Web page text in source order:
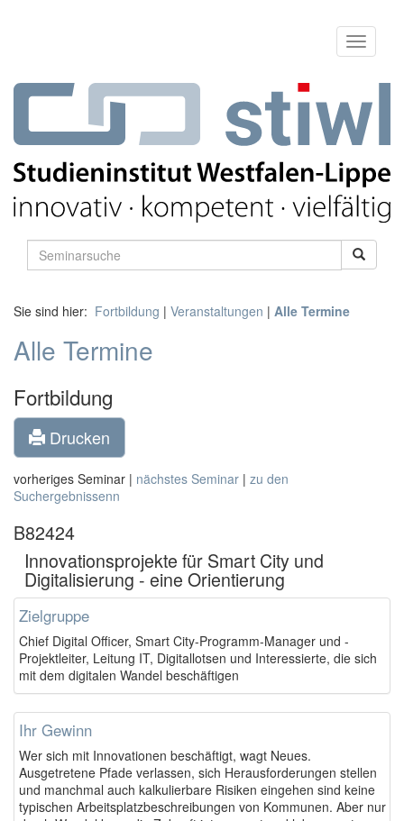
Sie sind hier: Fortbildung | Veranstaltungen | Alle Termine
Alle Termine
Fortbildung
Drucken
vorheriges Seminar | nächstes Seminar | zu den
Suchergebnissenn
B82424
Innovationsprojekte für Smart City und
Digitalisierung - eine Orientierung
Zielgruppe
Chief Digital Officer, Smart City-Programm-Manager und -
Projektleiter, Leitung IT, Digitallotsen und Interessierte, die sich
mit dem digitalen Wandel beschäftigen
Ihr Gewinn
Wer sich mit Innovationen beschäftigt, wagt Neues.
Ausgetretene Pfade verlassen, sich Herausforderungen stellen
und manchmal auch kalkulierbare Risiken eingehen sind keine
typischen Arbeitsplatzbeschreibungen von Kommunen. Aber nur